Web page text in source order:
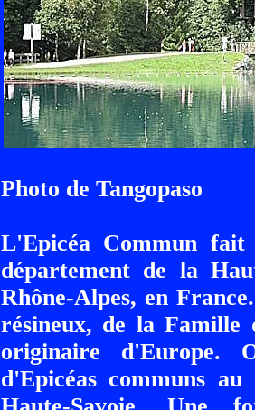
Photo de Tangopaso
L'Epicéa Commun
département de la
Rhône-Alpes, en
résineux, de la Famille
originaire d'Europe.
d'Epicéas communs